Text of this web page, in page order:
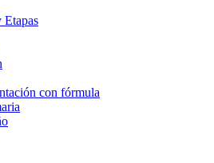
Etapas
con fórmula